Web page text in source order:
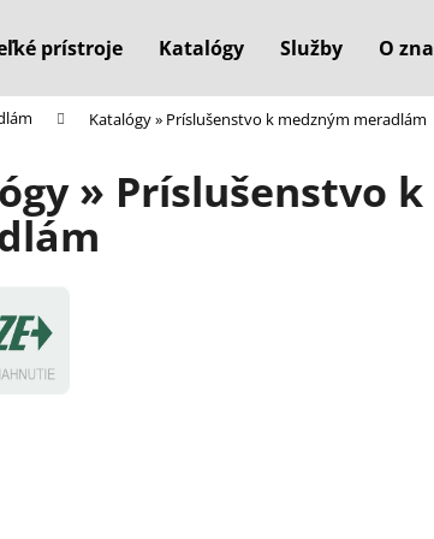
prístroje Katalógy Služby O
Katalógy » Príslušenstvo k medzným meradlám
» Príslušenstvo
nájsť?